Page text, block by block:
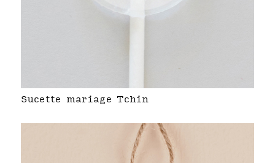
Sucette mariage Tchin